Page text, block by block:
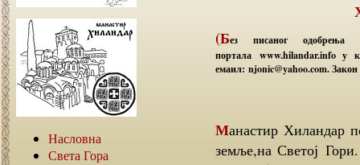
Насловна
Света Гора
(Без писаног одобрења
портала www.hilandar.info у
емаил: njonic@yahoo.com. Закон
Манастир Хиландар под с војом економијој има око 8500 хектара
земље,на Светој